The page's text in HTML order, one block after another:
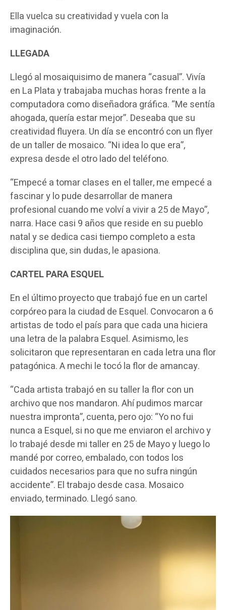
Ella vuelca su creatividad y vuela con la
imaginación.
LLEGADA
Llegó al mosaiquisimo de manera “casual”. Vivía
en La Plata y trabajaba muchas horas frente a la
computadora como diseñadora gráfica. “Me sentía
ahogada, quería estar mejor”. Deseaba que su
creatividad fluyera. Un día se encontró con un flyer
de un taller de mosaico. “Ni idea lo que era”,
expresa desde el otro lado del teléfono.
“Empecé a tomar clases en el taller, me empecé a
fascinar y lo pude desarrollar de manera
profesional cuando me volví a vivir a 25 de Mayo”,
narra. Hace casi 9 años que reside en su pueblo
natal y se dedica casi tiempo completo a esta
disciplina que, sin dudas, le apasiona.
CARTEL PARA ESQUEL
En el último proyecto que trabajó fue en un cartel
corpóreo para la ciudad de Esquel. Convocaron a 6
artistas de todo el país para que cada una hiciera
una letra de la palabra Esquel. Asimismo, les
solicitaron que representaran en cada letra una flor
patagónica. A mechi le tocó la flor de amancay.
“Cada artista trabajó en su taller la flor con un
archivo que nos mandaron. Ahí pudimos marcar
nuestra impronta”, cuenta, pero ojo: “Yo no fui
nunca a Esquel, si no que me enviaron el archivo y
lo trabajé desde mi taller en 25 de Mayo y luego lo
mandé por correo, embalado, con todos los
cuidados necesarios para que no sufra ningún
accidente”. El trabajo desde casa. Mosaico
enviado, terminado. Llegó sano.